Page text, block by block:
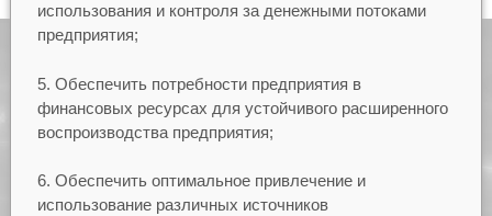
использования и контроля за денежными потоками
предприятия;
5. Обеспечить потребности предприятия в
финансовых ресурсах для устойчивого расширенного
воспроизводства предприятия;
6. Обеспечить оптимальное привлечение и
использование различных источников